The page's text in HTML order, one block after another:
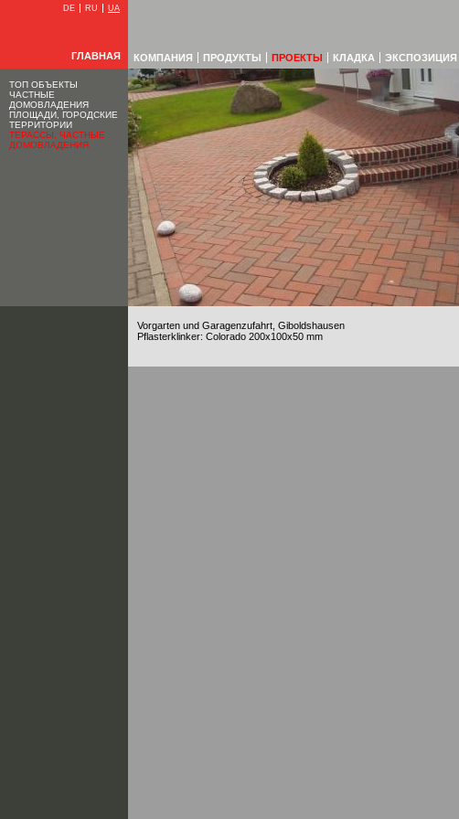
DE RU UA
ГЛАВНАЯ КОМПАНИЯ ПРОДУКТЫ ПРОЕКТЫ КЛАДКА ЭКСПОЗИЦИЯ
ТОП ОБЪЕКТЫ
ЧАСТНЫЕ
ДОМОВЛАДЕНИЯ
ПЛОЩАДИ, ГОРОДСКИЕ
ТЕРРИТОРИИ
ТЕРАССЫ, ЧАСТНЫЕ
ДОМОВЛАДЕНИЯ
Vorgarten und Garagenzufahrt, Giboldshausen
Pflasterklinker: Colorado 200x100x50 mm